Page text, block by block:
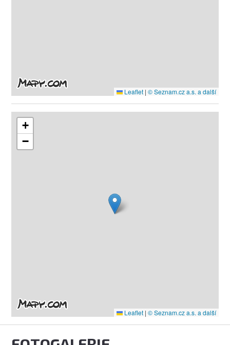
Leaflet | © Seznam.cz a.s. a další
+
−
Leaflet | © Seznam.cz a.s. a další